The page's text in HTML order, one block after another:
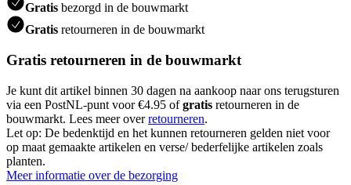
Gratis bezorgd in de bouwmarkt
Gratis retourneren in de bouwmarkt
Gratis retourneren in de bouwmarkt
Je kunt dit artikel binnen 30 dagen na aankoop naar ons terugsturen
via een PostNL-punt voor €4.95 ofgratis retourneren in de
bouwmarkt. Lees meer overretourneren.
Let op: De bedenktijd en het kunnen retourneren gelden niet voor
op maat gemaakte artikelen en verse/ bederfelijke artikelen zoals
planten.
Meer informatie over de bezorging